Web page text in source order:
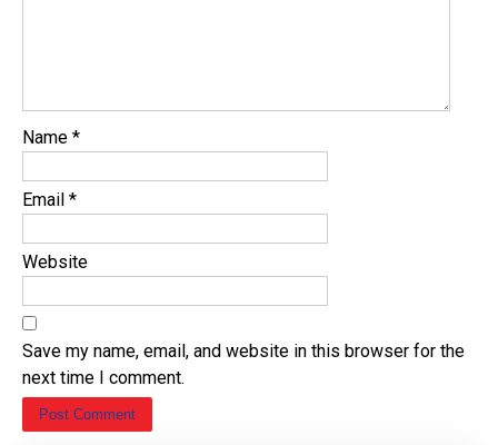
Name *
Email *
Website
Save my name, email, and website in this browser for the
next time I comment.